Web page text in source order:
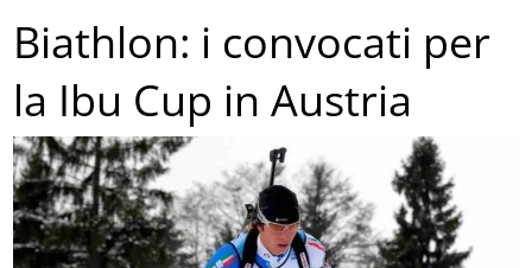
Biathlon: i convocati per
la Ibu Cup in Austria